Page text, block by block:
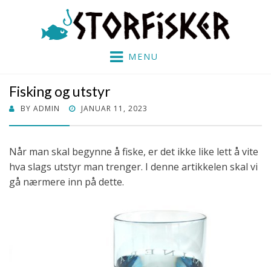
Storfisker.noMENU
Fisking og utstyr
BY ADMIN
POSTED
JANUAR 11, 2023
Når man skal begynne å fiske, er det ikke like lett å vite
hva slags utstyr man trenger. I denne artikkelen skal vi
gå nærmere inn på dette.